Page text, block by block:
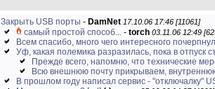
Закрыть USB порты - DamNet 17.10.06 17:46 [11061]
самый простой способ... - torch 03.11.06 12:49
Всем спасибо, много чего интересного почерпнул
Уф, какая полемика разразилась, пока в отпуск
Прежде всего, напомню, что технические
Всю внешнюю почту прикрываем,
В прошлом году написал сервис - "отключалку"